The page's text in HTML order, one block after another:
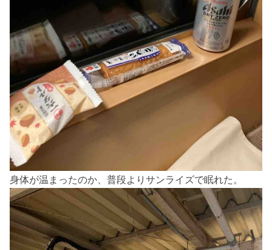
身体が温まったのか、普段よりサンライズで眠れた。